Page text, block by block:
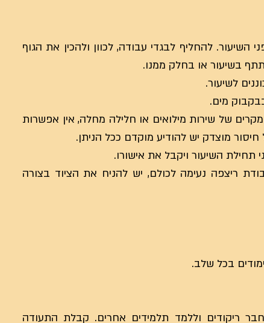
באופן נכון לשיעור יש להגיע כ-15 דקות לפני השיעור. להחליף לבגדי עבודה, לכוון ולהכין את הגוף
בשיעור או בחלק ממנו.
של שירות מילואים או חלילה מחלה, אין אפשרות
מוצדק יש להודיע מוקדם ככל הניתן.
ריצפה נעימה לכולם, יש להניח את הציוד בצורה
בכל שלב.
ריקודים וללמד תלמידים אחרים. קבלת התעודה